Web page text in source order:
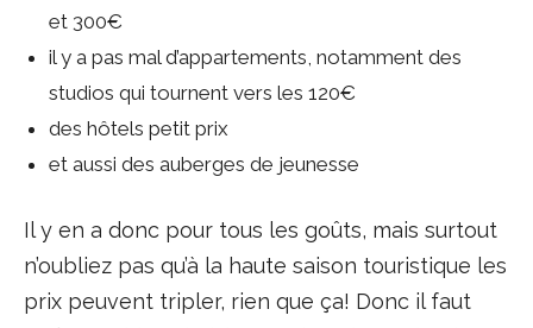
et 300€
il y a pas mal d’appartements, notamment des
studios qui tournent vers les 120€
des hôtels petit prix
et aussi des auberges de jeunesse
Il y en a donc pour tous les goûts, mais surtout
n’oubliez pas qu’à la haute saison touristique les
prix peuvent tripler, rien que ça! Donc il faut